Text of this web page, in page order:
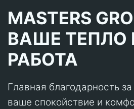
MASTERS
ВАШЕ
РАБОТА
Главная благодарность
ваше спокойствие и